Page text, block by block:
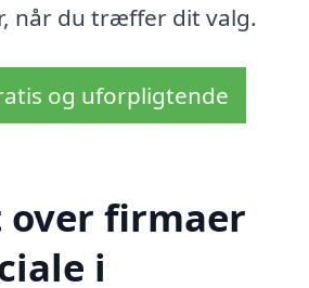
når du træffer dit valg.
og uforpligtende
over firmaer
i